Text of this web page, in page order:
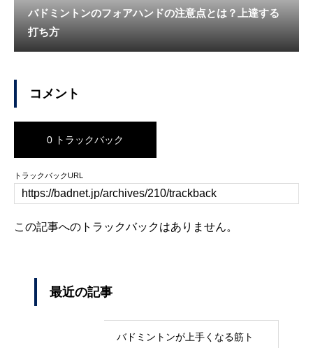
バドミントンのフォアハンドの注意点とは？上達する
打ち方
コメント
0 トラックバック
トラックバックURL
この記事へのトラックバックはありません。
最近の記事
バドミントンが上手くなる筋ト